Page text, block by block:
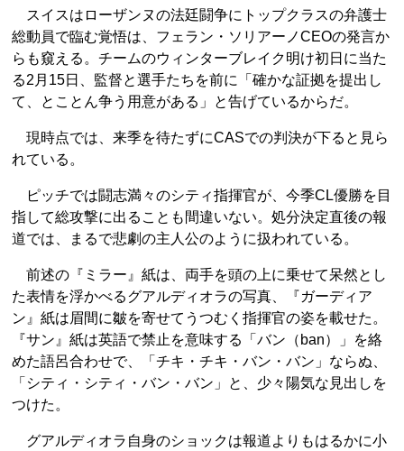
スイスはローザンヌの法廷闘争にトップクラスの弁護士
総動員で臨む覚悟は、フェラン・ソリアーノCEOの発言か
らも窺える。チームのウィンターブレイク明け初日に当た
る2月15日、監督と選手たちを前に「確かな証拠を提出し
て、とことん争う用意がある」と告げているからだ。
現時点では、来季を待たずにCASでの判決が下ると見ら
れている。
ピッチでは闘志満々のシティ指揮官が、今季CL優勝を目
指して総攻撃に出ることも間違いない。処分決定直後の報
道では、まるで悲劇の主人公のように扱われている。
前述の『ミラー』紙は、両手を頭の上に乗せて呆然とし
た表情を浮かべるグアルディオラの写真、『ガーディア
ン』紙は眉間に皺を寄せてうつむく指揮官の姿を載せた。
『サン』紙は英語で禁止を意味する「バン（ban）」を絡
めた語呂合わせで、「チキ・チキ・バン・バン」ならぬ、
「シティ・シティ・バン・バン」と、少々陽気な見出しを
つけた。
グアルディオラ自身のショックは報道よりもはるかに小